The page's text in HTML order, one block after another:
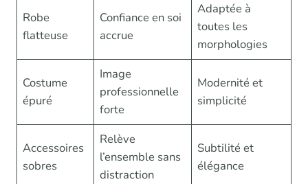
Robe
flatteuse
Confiance en soi
accrue
Adaptée à
toutes les
morphologies
Costume
épuré
Image
professionnelle
forte
Modernité et
simplicité
Accessoires
sobres
Relève
l’ensemble sans
distraction
Subtilité et
élégance